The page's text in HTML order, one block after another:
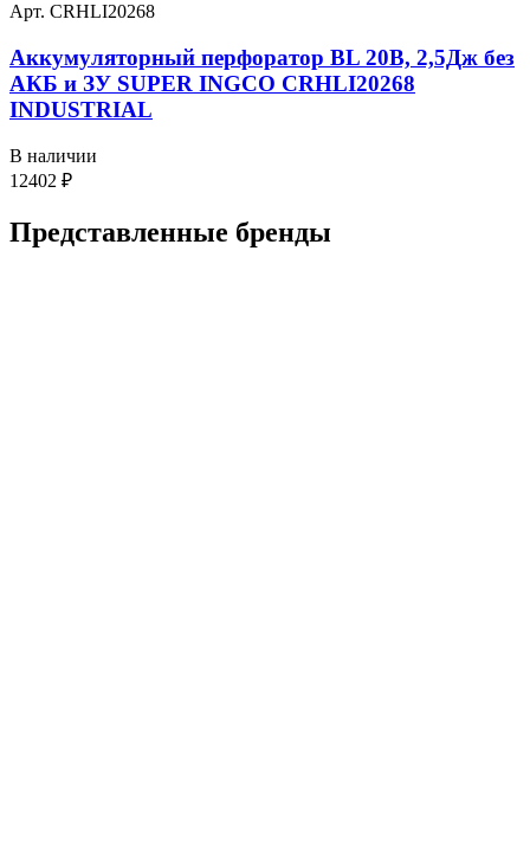
Арт. CRHLI20268
Аккумуляторный перфоратор BL 20В, 2,5Дж без
АКБ и ЗУ SUPER INGCO CRHLI20268
INDUSTRIAL
В наличии
12402 ₽
Представленные бренды